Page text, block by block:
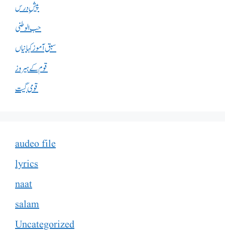
پیشِ درس
حب الوطنی
سبق آموز کہانیاں
قوم کے ہیروز
قومی گیت
audeo file
lyrics
naat
salam
Uncategorized